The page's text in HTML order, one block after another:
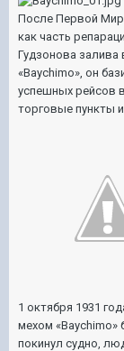
После Первой
как часть
Гудзонова залива
«Baychimo», он
успешных рейсов
торговые пункты
1 октября 1931
мехом
покинул судно,